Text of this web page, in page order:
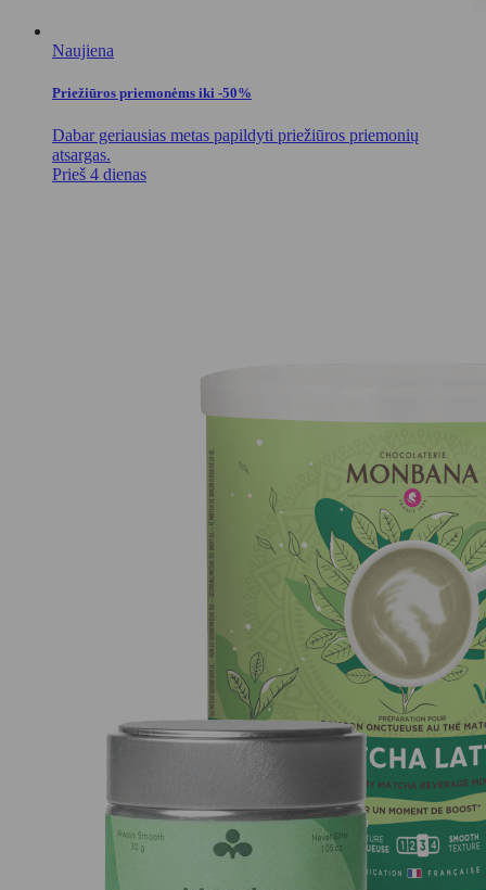
Naujiena
Priežiūros priemonėms iki -50%
Dabar geriausias metas papildyti priežiūros priemonių
atsargas.
Prieš 4 dienas